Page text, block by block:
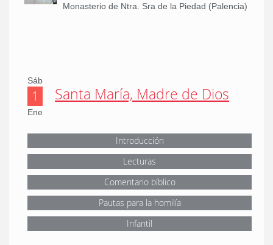
Monasterio de Ntra. Sra de la Piedad (Palencia)
Sáb
1
Ene
Santa María, Madre de Dios
Introducción
Lecturas
Comentario bíblico
Pautas para la homilía
Infantil